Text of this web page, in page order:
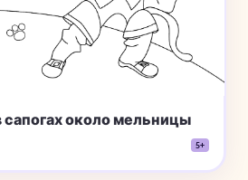
сапогах около мельницы
5+